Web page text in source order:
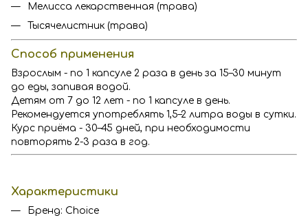
Мелисса лекарственная (трава)
Тысячелистник (трава)
Способ применения
Взрослым - по 1 капсуле 2 раза в день за 15–30 минут
до еды, запивая водой.
Детям от 7 до 12 лет - по 1 капсуле в день.
Рекомендуется употреблять 1,5–2 литра воды в сутки.
Курс приёма - 30–45 дней, при необходимости
повторять 2-3 раза в год.
Характеристики
Бренд: Choice